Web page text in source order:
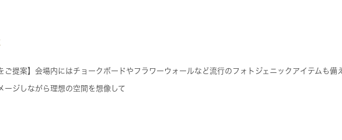
ご提案】会場内にはチョークボードやフラワーウォールなど流行のフォトジェニックアイテムも備
ージしながら理想の空間を想像して